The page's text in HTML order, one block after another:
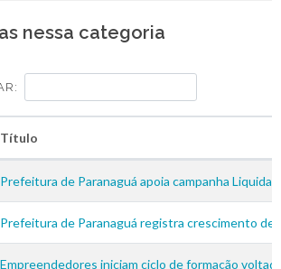
nessa categoria
Título
Prefeitura de Paranaguá apoia campanha
Prefeitura de Paranaguá registra crescimento de
Empreendedores iniciam ciclo de formação